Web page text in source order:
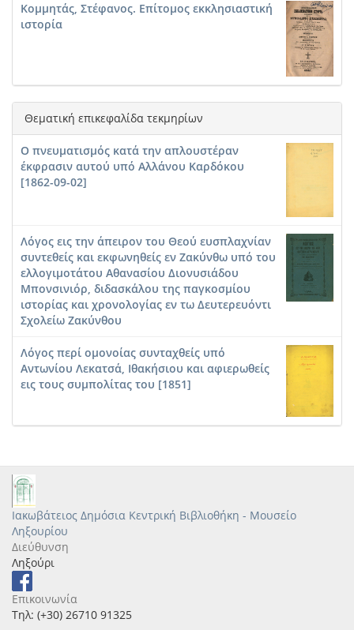
Κομμητάς, Στέφανος. Επίτομος εκκλησιαστική
ιστορία
Θεματική επικεφαλίδα τεκμηρίων
Ο πνευματισμός κατά την απλουστέραν
έκφρασιν αυτού υπό Αλλάνου Καρδόκου
[1862-09-02]
Λόγος εις την άπειρον του Θεού ευσπλαχνίαν
συντεθείς και εκφωνηθείς εν Ζακύνθω υπό του
ελλογιμοτάτου Αθανασίου Διονυσιάδου
Μπονσινιόρ, διδασκάλου της παγκοσμίου
ιστορίας και χρονολογίας εν τω Δευτερευόντι
Σχολείω Ζακύνθου
Λόγος περί ομονοίας συνταχθείς υπό
Αντωνίου Λεκατσά, Ιθακήσιου και αφιερωθείς
εις τους συμπολίτας του [1851]
Ιακωβάτειος Δημόσια Κεντρική Βιβλιοθήκη - Μουσείο
Ληξουρίου
Διεύθυνση
Ληξούρι
Επικοινωνία
Τηλ: (+30) 26710 91325